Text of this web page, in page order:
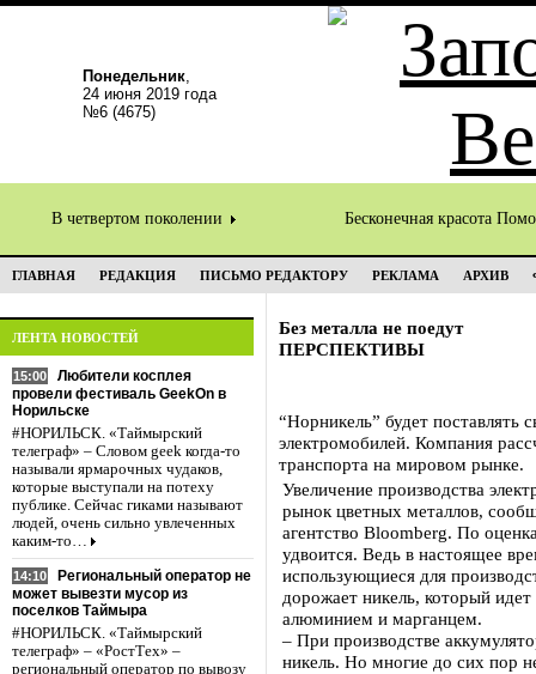
Понедельник,
24 июня 2019 года
№6 (4675)
В четвертом поколении Бесконечная красота
ГЛАВНАЯ РЕДАКЦИЯ ПИСЬМО РЕДАКТОРУ РЕКЛАМА АРХИВ
ЛЕНТА НОВОСТЕЙ
15:00
Любители косплея
провели фестиваль GeekOn в
Норильске
#НОРИЛЬСК. «Таймырский
телеграф» – Словом geek когда-то
называли ярмарочных чудаков,
которые выступали на потеху
публике. Сейчас гиками называют
людей, очень сильно увлеченных
каким-то…
14:10
Региональный оператор не
может вывезти мусор из
поселков Таймыра
#НОРИЛЬСК. «Таймырский
телеграф» – «РостТех» –
региональный оператор по вывозу
Без металла не поедут
ПЕРСПЕКТИВЫ
“Норникель” будет поставлять
электромобилей. Компания
транспорта на мировом рынке.
Увеличение производства
рынок цветных металлов,
агентство Bloomberg. По
удвоится. Ведь в настоящее
использующиеся для
дорожает никель, который
алюминием и марганцем.
– При производстве
никель. Но многие до сих пор